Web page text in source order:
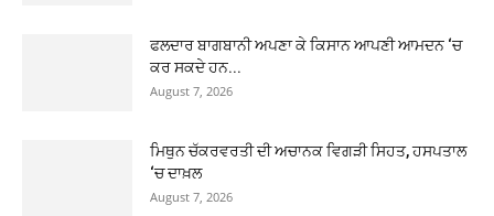
ਫਲਦਾਰ ਬਾਗਬਾਨੀ ਅਪਣਾ ਕੇ ਕਿਸਾਨ ਆਪਣੀ ਆਮਦਨ ‘ਚ
ਕਰ ਸਕਦੇ ਹਨ...
August 7, 2026
ਮਿਥੁਨ ਚੱਕਰਵਰਤੀ ਦੀ ਅਚਾਨਕ ਵਿਗੜੀ ਸਿਹਤ, ਹਸਪਤਾਲ
‘ਚ ਦਾਖ਼ਲ
August 7, 2026